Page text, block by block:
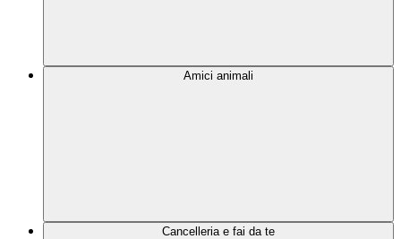
Amici animali
Cancelleria e fai da te